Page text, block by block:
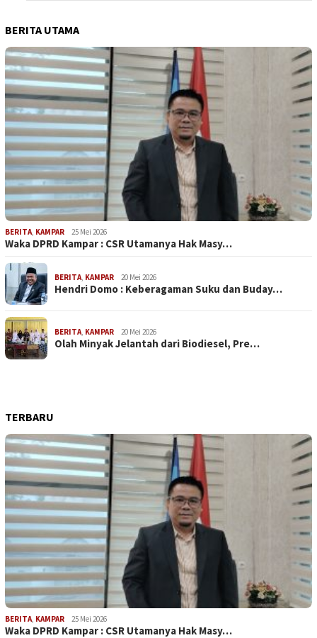
BERITA UTAMA
BERITA, KAMPAR 25 Mei 2026
Waka DPRD Kampar : CSR Utamanya Hak Masy…
BERITA, KAMPAR 20 Mei 2026
Hendri Domo : Keberagaman Suku dan Buday…
BERITA, KAMPAR 20 Mei 2026
Olah Minyak Jelantah dari Biodiesel, Pre…
TERBARU
BERITA, KAMPAR 25 Mei 2026
Waka DPRD Kampar : CSR Utamanya Hak Masy…